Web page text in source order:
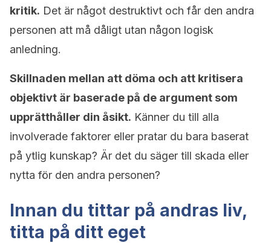
kritik. Det är något destruktivt och får den andra
personen att må dåligt utan någon logisk
anledning.
Skillnaden mellan att döma och att kritisera
objektivt är baserade på de argument som
upprätthåller din åsikt. Känner du till alla
involverade faktorer eller pratar du bara baserat
på ytlig kunskap? Är det du säger till skada eller
nytta för den andra personen?
Innan du tittar på andras liv,
titta på ditt eget